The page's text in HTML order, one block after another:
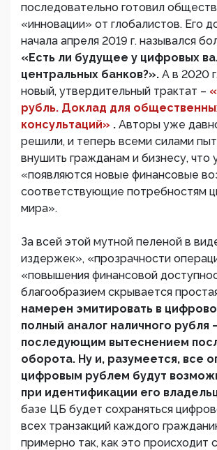
последовательно готовил
«инновации» от глобалистов. Его
начала апреля 2019 г. назывался
«Есть ли будущее у цифровых
центральных банков?». А в 2020
новый, утвердительный трактат –
рубль. Доклад для
консультаций» . Авторы уже
решили, и теперь всеми силами
внушить гражданам и бизнесу, что
«появляются новые финансовые
соответствующие потребностям
мира».
За всей этой мутной пеленой в
издержек», «прозрачности
«повышения финансовой
благообразием скрывается
намерен эмитировать в
полный аналог наличного рубля
последующим вытеснением
оборота. Ну и, разумеется, все
цифровым рублем будут
при идентификации его
базе ЦБ будет сохраняться
всех транзакций каждого
примерно так, как это происходит